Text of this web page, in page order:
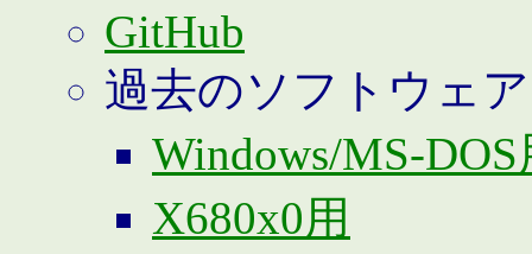
GitHub
過去のソフトウェア
Windows/MS-DOS
X680x0用